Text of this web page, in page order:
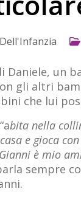
Daniele, un
gli altri
che lui
bita nella
e gioca
è mio
sempre